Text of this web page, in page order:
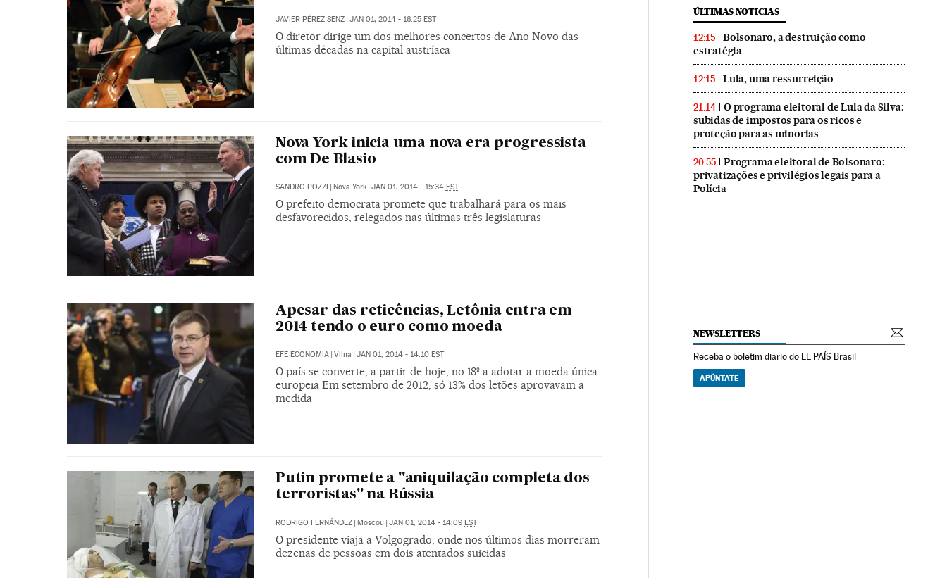
JAVIER PÉREZ SENZ | JAN 01, 2014 - 16:25 EST
O diretor dirige um dos melhores concertos de Ano Novo das
últimas décadas na capital austríaca
Nova York inicia uma nova era progressista
com De Blasio
SANDRO POZZI Nova York JAN 01, 2014 - 15:34 EST
O prefeito democrata promete que trabalhará para os mais
desfavorecidos, relegados nas últimas três legislaturas
Apesar das reticências, Letônia entra em
2014 tendo o euro como moeda
EFE ECONOMIA | Vilna | JAN 01, 2014 - 14:10 EST
O país se converte, a partir de hoje, no 18º a adotar a moeda única
europeia Em setembro de 2012, só 13% dos letões aprovavam a
medida
Putin promete a "aniquilação completa dos
terroristas" na Rússia
RODRIGO FERNÁNDEZ Moscou JAN 01, 2014 - 14:09 EST
O presidente viaja a Volgogrado, onde nos últimos dias morreram
dezenas de pessoas em dois atentados suicidas
ÚLTIMAS NOTICIAS
12:15
Bolsonaro, a destruição como
estratégia
12:15 Lula, uma ressurreição
21:14
O programa eleitoral de Lula da Silva:
subidas de impostos para os ricos e
proteção para as minorias
20:55
Programa eleitoral de Bolsonaro:
privatizações e privilégios legais para a
Polícia
NEWSLETTERS
Receba o boletim diário do EL PAÍS Brasil
APÚNTATE